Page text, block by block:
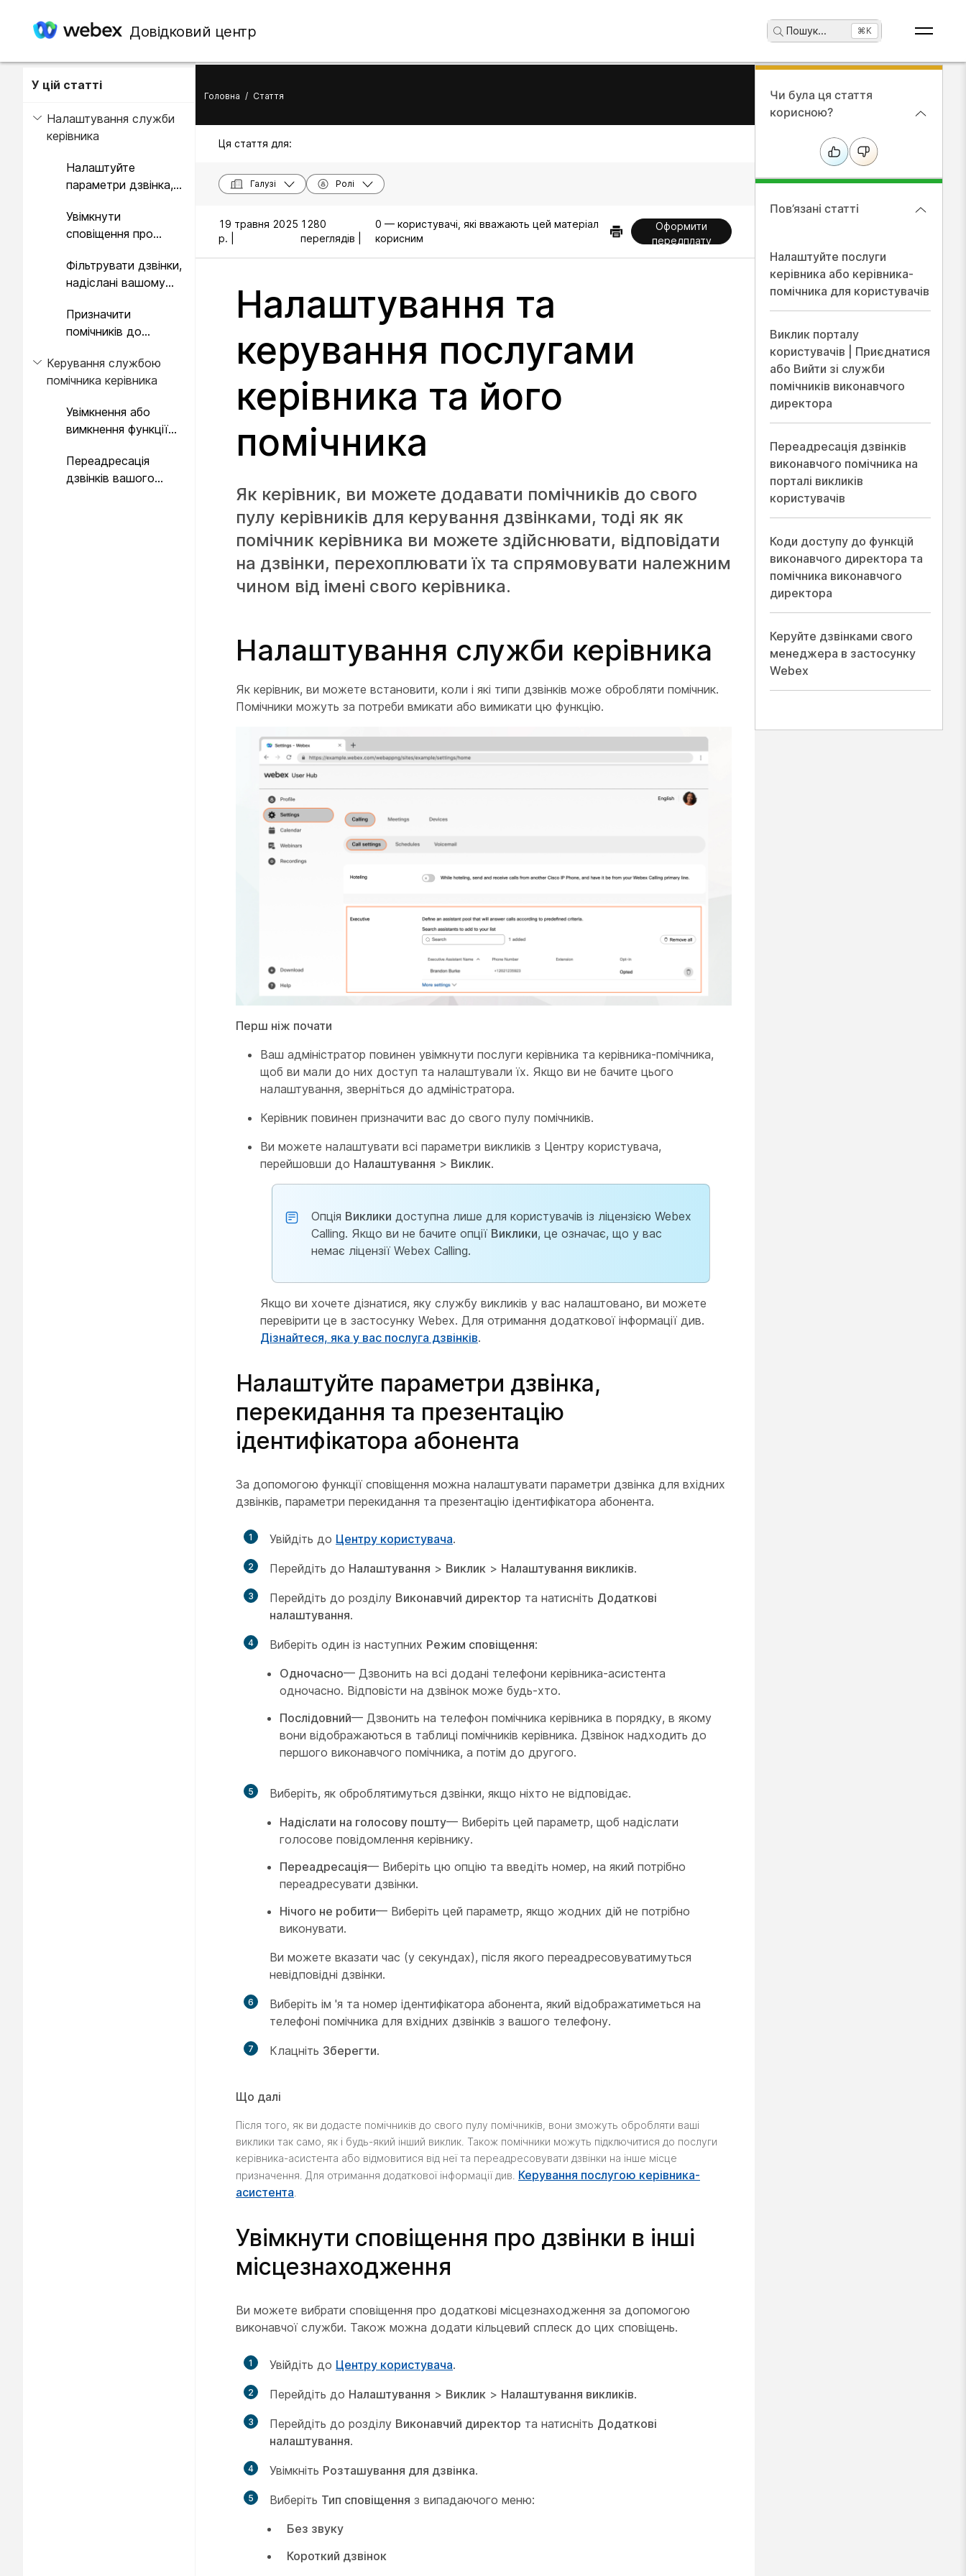
Довідковий центр Пошук... ⌘K
У цій статті
Налаштування служби
керівника
Налаштуйте
параметри дзвінка,
презентацію
ідентифікатора
Увімкнути
сповіщення про
місцезнаходження
Фільтрувати дзвінки,
надіслані вашому
Призначити
помічників до
помічників
Керування службою
помічника керівника
Увімкнення або
вимкнення функції
Переадресація
дзвінків вашого
Головна / Стаття
Ця стаття для:
Галузі Ролі
19 травня 2025
р. |
1280
переглядів |
0 — користувачі, які вважають цей матеріал
корисним
Оформити
передплату
Налаштування та
керування послугами
керівника та його
помічника
Як керівник, ви можете додавати помічників до свого
пулу керівників для керування дзвінками, тоді як як
помічник керівника ви можете здійснювати, відповідати
на дзвінки, перехоплювати їх та спрямовувати належним
чином від імені свого керівника.
Налаштування служби керівника
Як керівник, ви можете встановити, коли і які типи дзвінків може обробляти помічник.
Помічники можуть за потреби вмикати або вимикати цю функцію.
Перш ніж почати
Ваш адміністратор повинен увімкнути послуги керівника та керівника-помічника,
щоб ви мали до них доступ та налаштували їх. Якщо ви не бачите цього
налаштування, зверніться до адміністратора.
Керівник повинен призначити вас до свого пулу помічників.
Ви можете налаштувати всі параметри викликів з Центру користувача,
перейшовши до Налаштування > Виклик.
Опція Виклики доступна лише для користувачів із ліцензією Webex
Calling. Якщо ви не бачите опції Виклики, це означає, що у вас
немає ліцензії Webex Calling.
Якщо ви хочете дізнатися, яку службу викликів у вас налаштовано, ви можете
перевірити це в застосунку Webex. Для отримання додаткової інформації див.
Дізнайтеся, яка у вас послуга дзвінків.
Налаштуйте параметри дзвінка,
перекидання та презентацію
ідентифікатора абонента
За допомогою функції сповіщення можна налаштувати параметри дзвінка для вхідних
дзвінків, параметри перекидання та презентацію ідентифікатора абонента.
1 Увійдіть до Центру користувача.
2 Перейдіть до Налаштування > Виклик > Налаштування викликів.
3 Перейдіть до розділу Виконавчий директор та натисніть Додаткові
налаштування.
4 Виберіть один із наступних Режим сповіщення:
Одночасно— Дзвонить на всі додані телефони керівника-асистента
одночасно. Відповісти на дзвінок може будь-хто.
Послідовний— Дзвонить на телефон помічника керівника в порядку, в якому
вони відображаються в таблиці помічників керівника. Дзвінок надходить до
першого виконавчого помічника, а потім до другого.
5
Виберіть, як оброблятимуться дзвінки, якщо ніхто не відповідає.
Надіслати на голосову пошту— Виберіть цей параметр, щоб надіслати
голосове повідомлення керівнику.
Переадресація— Виберіть цю опцію та введіть номер, на який потрібно
переадресувати дзвінки.
Нічого не робити— Виберіть цей параметр, якщо жодних дій не потрібно
виконувати.
Ви можете вказати час (у секундах), після якого переадресовуватимуться
невідповідні дзвінки.
6
Виберіть ім 'я та номер ідентифікатора абонента, який відображатиметься на
телефоні помічника для вхідних дзвінків з вашого телефону.
7 Клацніть Зберегти.
Що далі
Після того, як ви додасте помічників до свого пулу помічників, вони зможуть обробляти ваші
виклики так само, як і будь-який інший виклик. Також помічники можуть підключитися до послуги
керівника-асистента або відмовитися від неї та переадресовувати дзвінки на інше місце
призначення. Для отримання додаткової інформації див. Керування послугою керівника-
асистента
Увімкнути сповіщення про дзвінки в інші
місцезнаходження
Ви можете вибрати сповіщення про додаткові місцезнаходження за допомогою
виконавчої служби. Також можна додати кільцевий сплеск до цих сповіщень.
1 Увійдіть до Центру користувача.
2 Перейдіть до Налаштування > Виклик > Налаштування викликів.
3 Перейдіть до розділу Виконавчий директор та натисніть Додаткові
налаштування.
4 Увімкніть Розташування для дзвінка.
5 Виберіть Тип сповіщення з випадаючого меню:
Без звуку
Короткий дзвінок
Чи була ця стаття
корисною?
Пов’язані статті
Налаштуйте послуги
керівника або керівника-
помічника для користувачів
Виклик порталу
користувачів | Приєднатися
або Вийти зі служби
помічників виконавчого
директора
Переадресація дзвінків
виконавчого помічника на
порталі викликів
користувачів
Коди доступу до функцій
виконавчого директора та
помічника виконавчого
директора
Керуйте дзвінками свого
менеджера в застосунку
Webex